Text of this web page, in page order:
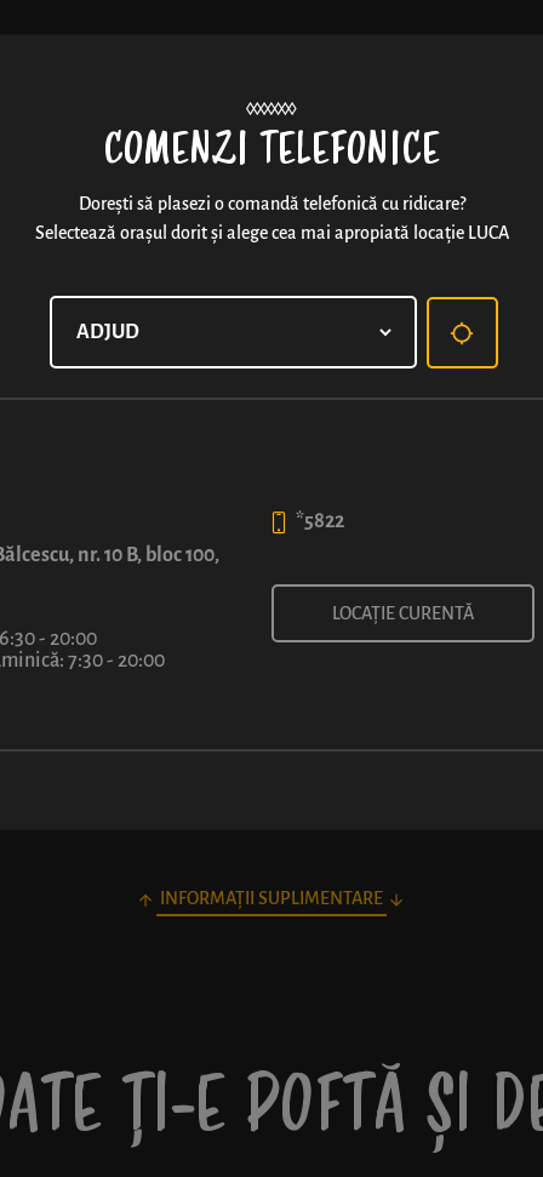
COVRIG XXL CU SEMINȚE
2
INFORMAȚII SUPLIMENTARE
ȚI-E POFTĂ ȘI
COMENZI TELEFONICE
Dorești să plasezi o comandă telefonică cu ridicare?
Selectează orașul dorit și alege cea mai apropiată locație LUCA
nr. 10 B, bloc 100,
- 20:00
7:30 - 20:00
*5822
LOCAȚIE CURENTĂ